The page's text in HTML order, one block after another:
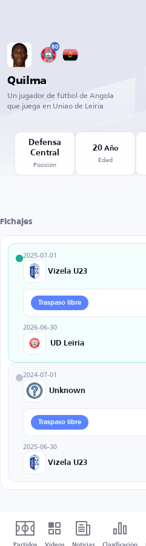
80
Quilma
Un jugador de fútbol de Angola
que juega en Uniao de Leiria
Defensa
Central
Posición
20 Año
Edad
Fichajes
2025-07-01
Vizela U23
Traspaso libre
2026-06-30
UD Leiria
2024-07-01
Unknown
Traspaso libre
2025-06-30
Vizela U23
Partidos Vídeos Noticias Clasificación